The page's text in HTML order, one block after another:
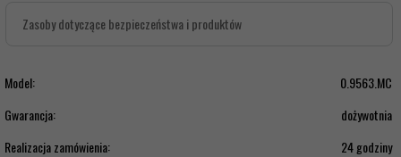
Zasoby dotyczące bezpieczeństwa i produktów
Model:
0.9563.MC
Gwarancja:
dożywotnia
Realizacja zamówienia:
24 godziny